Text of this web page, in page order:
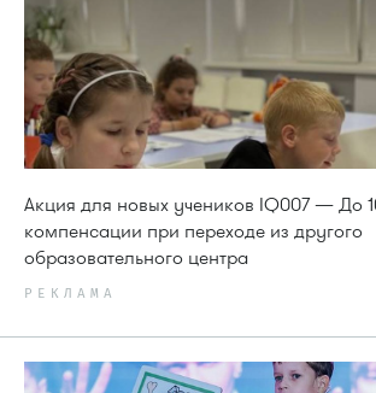
Акция для новых учеников IQ007 — До
компенсации при переходе из другого
образовательного центра
РЕКЛАМА